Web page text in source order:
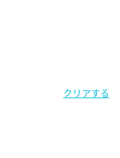
クリアする